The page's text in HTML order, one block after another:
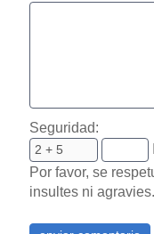
Seguridad:
Por favor, se
insultes ni agravies.